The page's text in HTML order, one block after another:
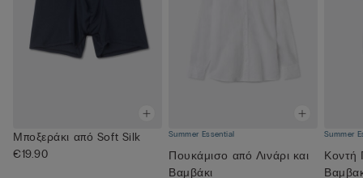
Μποξεράκι από Soft Silk
€19.90
Summer Essential
Πουκάμισο από Λινάρι και
Βαμβάκι
Summer
Κοντή